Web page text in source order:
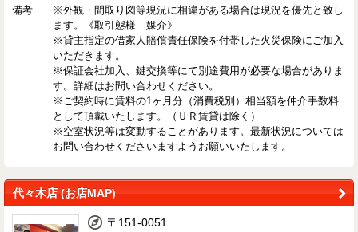
備考
※外観・間取り図等現況に相違がある場合は現況を優先と致し
ます。《取引態様 媒介》
※貸主指定の借家人賠償責任保険を付帯した火災保険にご加入
いただきます。
※保証会社加入、鍵交換等にて別途費用が必要な場合がありま
す。詳細はお問い合わせください。
※ご契約時に賃料の1ヶ月分（消費税別）相当額を仲介手数料
として頂戴いたします。（ＵＲ賃貸は除く）
※空室状況等は変動することがあります。最新状況については
お問い合わせくださいますようお願いいたします。
代々木店 (お店MAP)
〒151-0051